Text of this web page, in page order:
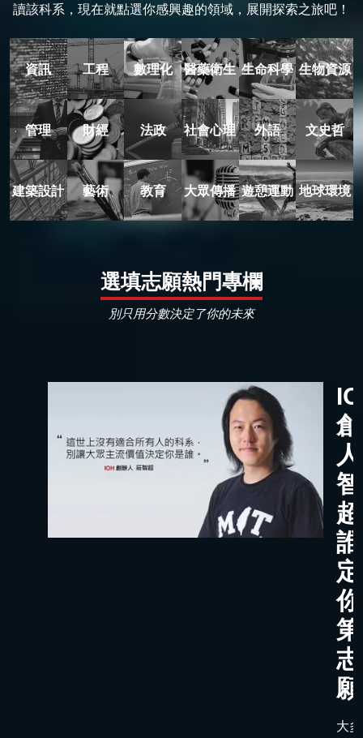
讀該科系，現在就點選你感興趣的領域，展開探索之旅吧！
資訊 工程 數理化 醫藥衛生 生命科學 生物資源
管理 財經 法政 社會心理 外語 文史哲
建築設計 藝術 教育 大眾傳播 遊憩運動 地球環境
選填志願熱門專欄
別只用分數決定了你的未來
智
志
大